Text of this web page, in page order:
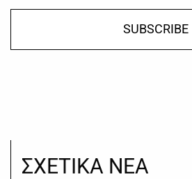
SUBSCRIBE
ΣΧΕΤΙΚΑ ΝΕΑ